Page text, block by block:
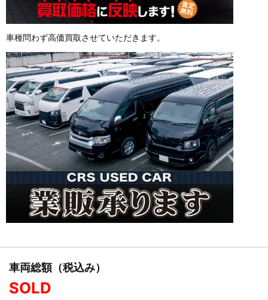
車種問わず高価買取させていただきます。
車両総額（税込み）
SOLD